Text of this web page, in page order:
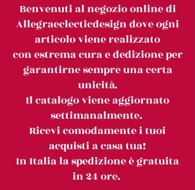
Benvenuti al negozio online di
Allegraeclecticdesign dove ogni
articolo viene realizzato
con estrema cura e dedizione per
garantirne sempre una certa
unicità.
Il catalogo viene aggiornato
settimanalmente.
Ricevi comodamente i tuoi
acquisti a casa tua!
In Italia la spedizione è gratuita
in 24 ore.